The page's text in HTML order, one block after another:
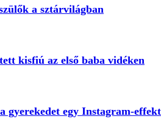
a sztárvilágban
kisfiú az első baba vidéken
gyerekedet egy Instagram-